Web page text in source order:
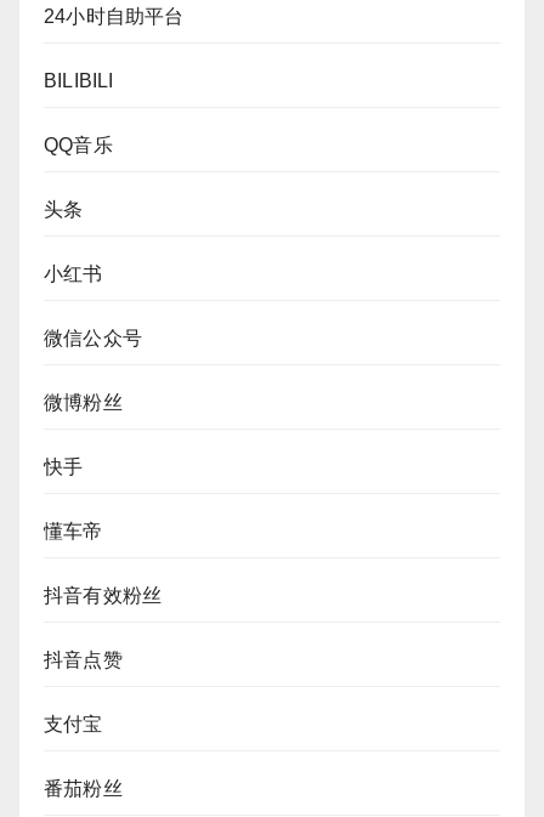
24小时自助平台
BILIBILI
QQ音乐
头条
小红书
微信公众号
微博粉丝
快手
懂车帝
抖音有效粉丝
抖音点赞
支付宝
番茄粉丝